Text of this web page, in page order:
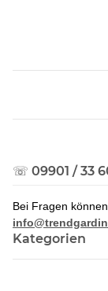
☏ 09901 / 33
Bei Fragen
Kategorien